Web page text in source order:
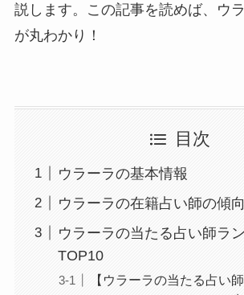
説します。この記事を読めば、ウ
が丸わかり！
目次
ウラーラの基本情報
ウラーラの在籍占い師の傾
ウラーラの当たる占い師ラ
TOP10
【ウラーラの当たる占い